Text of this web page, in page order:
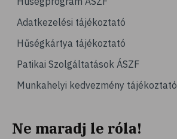
# vérnyomásmérés
# kardiológia
# kardiovaszkuláris betegségek
# szív- és érrendszer
# vérnyomás
# mozgás
Adatkezelési tájékoztató
Hűségkártya tájékoztató
Patikai Szolgáltatások ÁSZF
Munkahelyi kedvezmény tájékoztató
Ne maradj le róla!